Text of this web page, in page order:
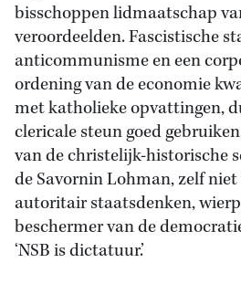
bisschoppen lidmaatschap
veroordeelden. Fascistische
anticommunisme en een
ordening van de economie
met katholieke opvattingen,
clericale steun goed
van de christelijk-historische
de Savornin Lohman, zelf niet
autoritair staatsdenken,
beschermer van de
‘NSB is dictatuur.’